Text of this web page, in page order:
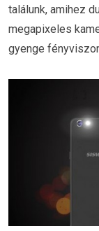
találunk, amihez
megapixeles
gyenge